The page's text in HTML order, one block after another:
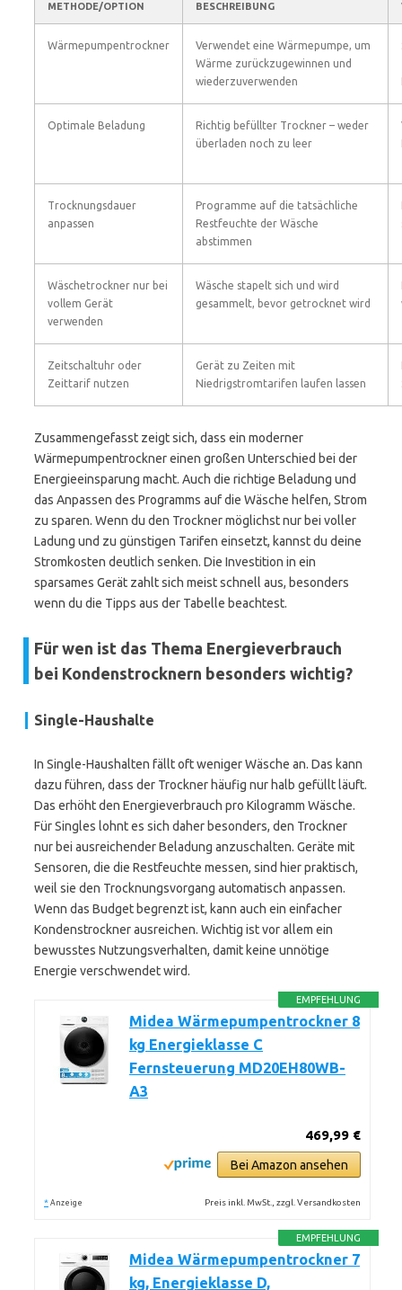
METHODE/OPTION BESCHREIBUNG
Wärmepumpentrockner
Verwendet eine Wärmepumpe, um
Wärme zurückzugewinnen und
wiederzuverwenden
Optimale Beladung
Richtig befüllter Trockner – weder
überladen noch zu leer
Trocknungsdauer
anpassen
Programme auf die tatsächliche
Restfeuchte der Wäsche
abstimmen
Wäschetrockner nur bei
vollem Gerät
verwenden
Wäsche stapelt sich und wird
gesammelt, bevor getrocknet wird
Zeitschaltuhr oder
Zeittarif nutzen
Gerät zu Zeiten mit
Niedrigstromtarifen laufen lassen
Zusammengefasst zeigt sich, dass ein moderner
Wärmepumpentrockner einen großen Unterschied bei der
Energieeinsparung macht. Auch die richtige Beladung und
das Anpassen des Programms auf die Wäsche helfen, Strom
zu sparen. Wenn du den Trockner möglichst nur bei voller
Ladung und zu günstigen Tarifen einsetzt, kannst du deine
Stromkosten deutlich senken. Die Investition in ein
sparsames Gerät zahlt sich meist schnell aus, besonders
wenn du die Tipps aus der Tabelle beachtest.
Für wen ist das Thema Energieverbrauch
bei Kondenstrocknern besonders wichtig?
Single-Haushalte
In Single-Haushalten fällt oft weniger Wäsche an. Das kann
dazu führen, dass der Trockner häufig nur halb gefüllt läuft.
Das erhöht den Energieverbrauch pro Kilogramm Wäsche.
Für Singles lohnt es sich daher besonders, den Trockner
nur bei ausreichender Beladung anzuschalten. Geräte mit
Sensoren, die die Restfeuchte messen, sind hier praktisch,
weil sie den Trocknungsvorgang automatisch anpassen.
Wenn das Budget begrenzt ist, kann auch ein einfacher
Kondenstrockner ausreichen. Wichtig ist vor allem ein
bewusstes Nutzungsverhalten, damit keine unnötige
Energie verschwendet wird.
EMPFEHLUNG
Midea Wärmepumpentrockner 8
kg Energieklasse C
Fernsteuerung MD20EH80WB-
A3
469,99 €
Bei Amazon ansehen
* Anzeige Preis inkl. MwSt., zzgl. Versandkosten
EMPFEHLUNG
Midea Wärmepumpentrockner 7
kg, Energieklasse D,